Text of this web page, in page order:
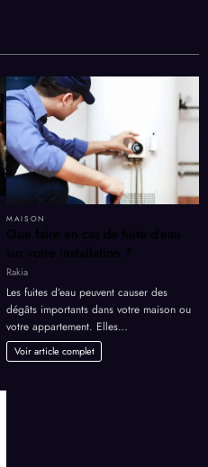
MAISON
Que faire en cas de fuite d’eau
sur votre installation ?
Rakia
Les fuites d’eau peuvent causer des
dégâts importants dans votre maison ou
votre appartement. Elles…
Voir article complet